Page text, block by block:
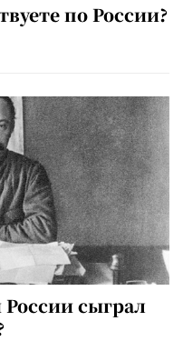
по России?
сыграл